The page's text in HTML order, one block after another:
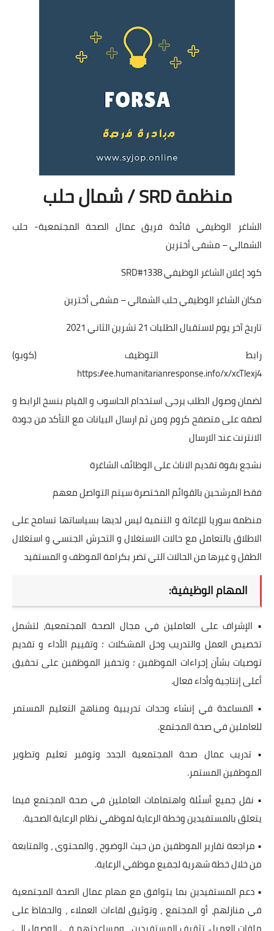
منظمة SRD / شمال حلب
الشاغر الوظيفي قائدة فريق عمال الصحة المجتمعية- حلب
الشمالي – مشفى أخترين
كود إعلان الشاغر الوظيفي SRD#1338
مكان الشاغر الوظيفي حلب الشمالي – مشفى أخترين
تاريخ آخر يوم لاستقبال الطلبات 21 تشرين الثاني 2021
رابط التوظيف (كوبو)
https://ee.humanitarianresponse.info/x/xcTlexj4
لضمان وصول الطلب يرجى استخدام الحاسوب و القيام بنسخ الرابط و
لصقه على متصفح كروم ومن ثم ارسال البيانات مع التأكد من جودة
الانترنت عند الارسال
نشجع بقوة تقديم الاناث على الوظائف الشاغرة
فقط المرشحين بالقوائم المختصرة سيتم التواصل معهم
منظمة سوريا للإغاثة و التنمية ليس لديها بسياساتها تسامح على
الاطلاق بالتعامل مع حالات الاستغلال و التحرش الجنسي و استغلال
الطفل و غيرها من الحالات التي تضر بكرامة الموظف و المستفيد
المهام الوظيفية:
• الإشراف على العاملين في مجال الصحة المجتمعية، لتشمل
تخصيص العمل والتدريب وحل المشكلات ؛ وتقييم الأداء و تقديم
توصيات بشأن إجراءات الموظفين ؛ وتحفيز الموظفين على تحقيق
أعلى إنتاجية وأداء فعال.
• المساعدة في إنشاء وحدات تدريبية ومناهج التعليم المستمر
للعاملين في صحة المجتمع.
• تدريب عمال صحة المجتمعية الجدد وتوفير تعليم وتطوير
الموظفين المستمر.
• نقل جميع أسئلة واهتمامات العاملين في صحة المجتمع فيما
يتعلق بالمستفيدين وخطة الرعاية لموظفي نظام الرعاية الصحية.
• مراجعة تقارير الموظفين من حيث الوضوح ، والمحتوى ، والمتابعة
من خلال خطة شهرية لجميع موظفي الرعاية.
• دعم المستفيدين بما يتوافق مع مهام عمال الصحة المجتمعية
في منازلهم، أو المجتمع ، وتوثيق لقاءات العملاء ، والحفاظ على